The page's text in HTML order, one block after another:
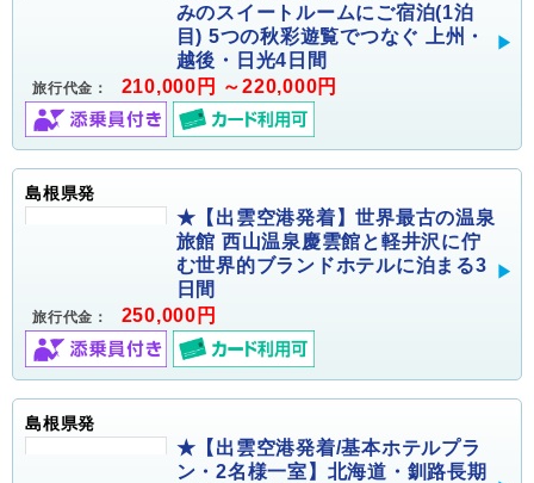
みのスイートルームにご宿泊(1泊
目) 5つの秋彩遊覧でつなぐ 上州・
越後・日光4日間
旅行代金： 210,000円 ～220,000円
島根県発
★【出雲空港発着】世界最古の温泉
旅館 西山温泉慶雲館と軽井沢に佇
む世界的ブランドホテルに泊まる3
日間
旅行代金： 250,000円
島根県発
★【出雲空港発着/基本ホテルプラ
ン・2名様一室】北海道・釧路長期